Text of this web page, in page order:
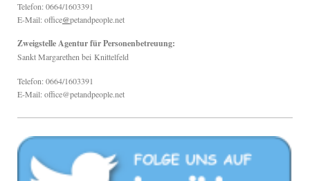
Telefon: 0664/1603391
E-Mail: office@petandpeople.net
Zweigstelle Agentur für Personenbetreuung:
Sankt Margarethen bei Knittelfeld
Telefon: 0664/1603391
E-Mail: office@petandpeople.net